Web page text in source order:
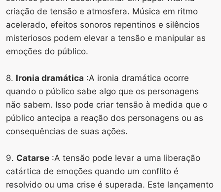
criação de tensão e atmosfera. Música em ritmo
acelerado, efeitos sonoros repentinos e silêncios
misteriosos podem elevar a tensão e manipular as
emoções do público.
8. Ironia dramática :A ironia dramática ocorre
quando o público sabe algo que os personagens
não sabem. Isso pode criar tensão à medida que o
público antecipa a reação dos personagens ou as
consequências de suas ações.
9. Catarse :A tensão pode levar a uma liberação
catártica de emoções quando um conflito é
resolvido ou uma crise é superada. Este lançamento